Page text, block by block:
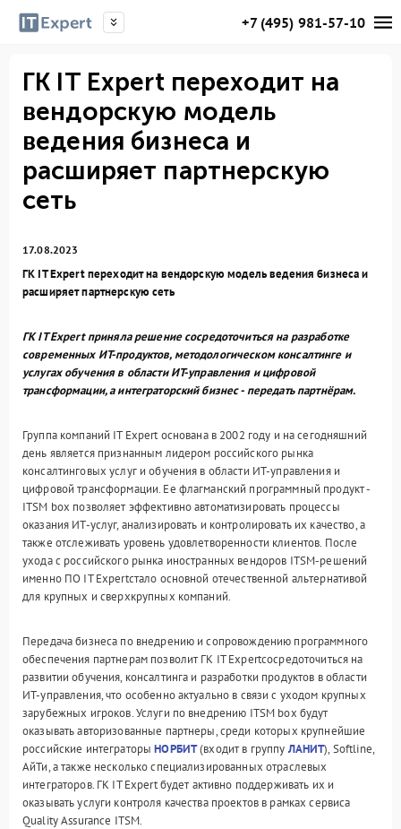
+7 (495) 981-57-10
ГК IT Expert переходит на
вендорскую модель
ведения бизнеса и
расширяет партнерскую
сеть
17.08.2023
ГК IT Expert переходит на вендорскую модель ведения бизнеса и
расширяет партнерскую сеть
ГК IT Expertприняла решение сосредоточиться на разработке
современных ИТ-продуктов, методологическом консалтинге и
услугах обучения в области ИТ-управления и цифровой
трансформации, а интеграторский бизнес - передать партнёрам.
Группа компаний IT Expert основана в 2002 году и на сегодняшний
день является признанным лидером российского рынка
консалтинговых услуг и обучения в области ИТ-управления и
цифровой трансформации. Ее флагманский программный продукт -
ITSM box позволяет эффективно автоматизировать процессы
оказания ИТ-услуг, анализировать и контролировать их качество, а
также отслеживать уровень удовлетворенности клиентов. После
ухода с российского рынка иностранных вендоров ITSM-решений
именно ПО IT Expertстало основной отечественной альтернативой
для крупных и сверхкрупных компаний.
Передача бизнеса по внедрению и сопровождению программного
обеспечения партнерам позволит ГК IT Expertсосредоточиться на
развитии обучения, консалтинга и разработки продуктов в области
ИТ-управления, что особенно актуально в связи с уходом крупных
зарубежных игроков. Услуги по внедрению ITSM box будут
оказывать авторизованные партнеры, среди которых крупнейшие
российские интеграторыНОРБИТ(входит в группу ЛАНИТ), Softline,
АйТи, а также несколько специализированных отраслевых
интеграторов. ГК IT Expert будет активно поддерживать их и
оказывать услуги контроля качества проектов в рамках сервиса
Quality Assurance ITSM.